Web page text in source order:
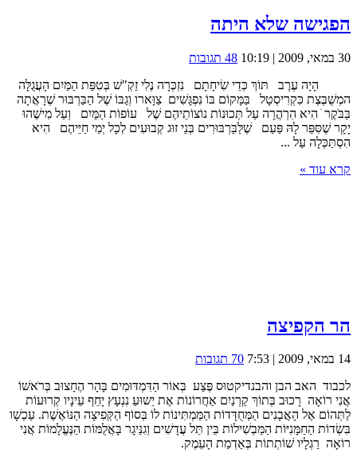
הפגישה שלא היתה
30 במאי, 2009 | 10:19
48 תגובות
הָיָה עֶרֶב תּוֹךְ כְּדֵי שִׂיחָתָם נִזְכְּרָה נֶלִי זַקְ"שׁ בְּטִפַּת הַמַּיִם הָעֲגֻלָּה
המְשֻׁבֶּצֶת כִּקְרִיסְטָל בַּמָּקוֹם בּוֹ נִפְגָּשִׁים צַוָּארו וְגַבּוֹ שֶׁל הַבַּרְבּוּר שֶׁרָאֲתָה
בַּבֹּקֶר ֹ הִיא הִרְהֲרָה עַל תְּכוּנוֹת נוֹצוֹתֵיהֶם שֶׁל עוֹפוֹת הַמַּיִם וְעַל מִישֶׁהוּ
יָקָר שֶׁסִּפֵּר לָהּ פַּעַם שֶׁלַּבַּרְבּוּרִים בְּנֵי זוּג קְבוּעִים לְכָל יְמֵי חַיֵּיהֶם הִיא
הִסְתַּכְּלָה עַל ...
קרא עוד »
הר הקפיצה
14 במאי, 2009 | 7:53
70 תגובות
לכבוד האב הבן והבנדיקטוּס פֶּצַע בְּאוֹר הַדִּמְדּוּמִים בָּהָר הֶחָצוּב בְּרֹאשׁוֹ
אֲנִי רוֹאָה רָכוּב בְּתוֹךְ קַרְנַיִם אַחֲרוֹנוֹת אֶת יֵשוּעַ נִנְעָץ יָחֵף עֵינָיו קְרוּעוֹת
לַתְּהוֹם אֶל הָאֲבָנִים הַמְּחֻדָּדוֹת הַמַּמְתִּינוֹת לוֹ בְּסוֹף הַקְּפִיצָה הַנּוֹאֶשֶׁת. עַכְשָׁו
בִּשְׂדוֹת הַחַמָּנִיּוֹת הַמַּבְשִׁילוֹת בֵּין תֵּל עֲדָשִׁים וְגִנֵּיגָר בָּאֲלֻמּוֹת הַנֶּעֱלָמוֹת אֲנִי
רוֹאָה רַגְלָיו שׁוֹתְתוֹת בְּאַדְמַת הָעֵמֶק.